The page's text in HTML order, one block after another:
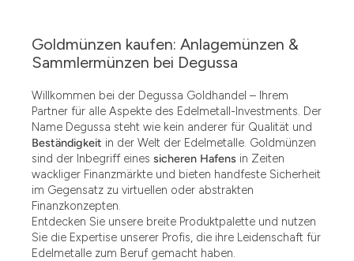
Goldmünzen kaufen: Anlagemünzen &
Sammlermünzen bei Degussa
Willkommen bei der Degussa Goldhandel – Ihrem
Partner für alle Aspekte des Edelmetall-Investments. Der
Name Degussa steht wie kein anderer für Qualität und
Beständigkeit in der Welt der Edelmetalle. Goldmünzen
sind der Inbegriff eines sicheren Hafens in Zeiten
wackliger Finanzmärkte und bieten handfeste Sicherheit
im Gegensatz zu virtuellen oder abstrakten
Finanzkonzepten.
Entdecken Sie unsere breite Produktpalette und nutzen
Sie die Expertise unserer Profis, die ihre Leidenschaft für
Edelmetalle zum Beruf gemacht haben.